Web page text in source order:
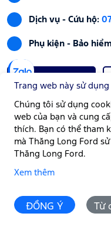
Dịch vụ - Cứu hộ:
Phụ kiện - Bảo
HẸN BẢO DƯỠNG
GIỜ LÀM VIỆC
Bán hàng:Thứ Hai - Thứ
Email:
Trang web này sử dụng
Chúng tôi sử dụng
web của bạn và cung
thích. Bạn có thể tham
mà Thăng Long Ford
Thăng Long Ford.
Xem thêm
ĐỒNG Ý Từ